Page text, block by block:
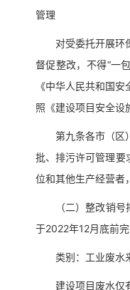
管理
对受委托开展环保
督促整改，不得“一
《中华人民共和国
照《建设项目安全设
第九条各市（区）
批、排污许可管理要
位和其他生产经营者
（二）整改销号把
于2022年12月底前
类别：工业废水
建设项目废水仅有